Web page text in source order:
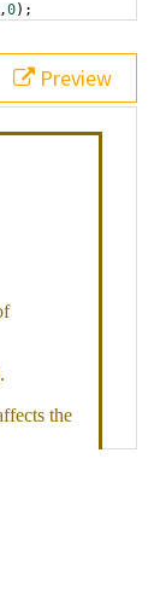
,0);
bottom ,
Preview